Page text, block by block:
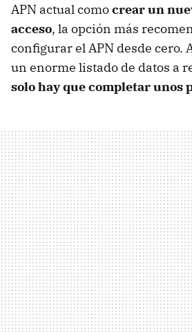
APN actual comocrear un
acceso, la opción más
configurar el APN desde cero.
un enorme listado de datos a
solo hay que completar unos